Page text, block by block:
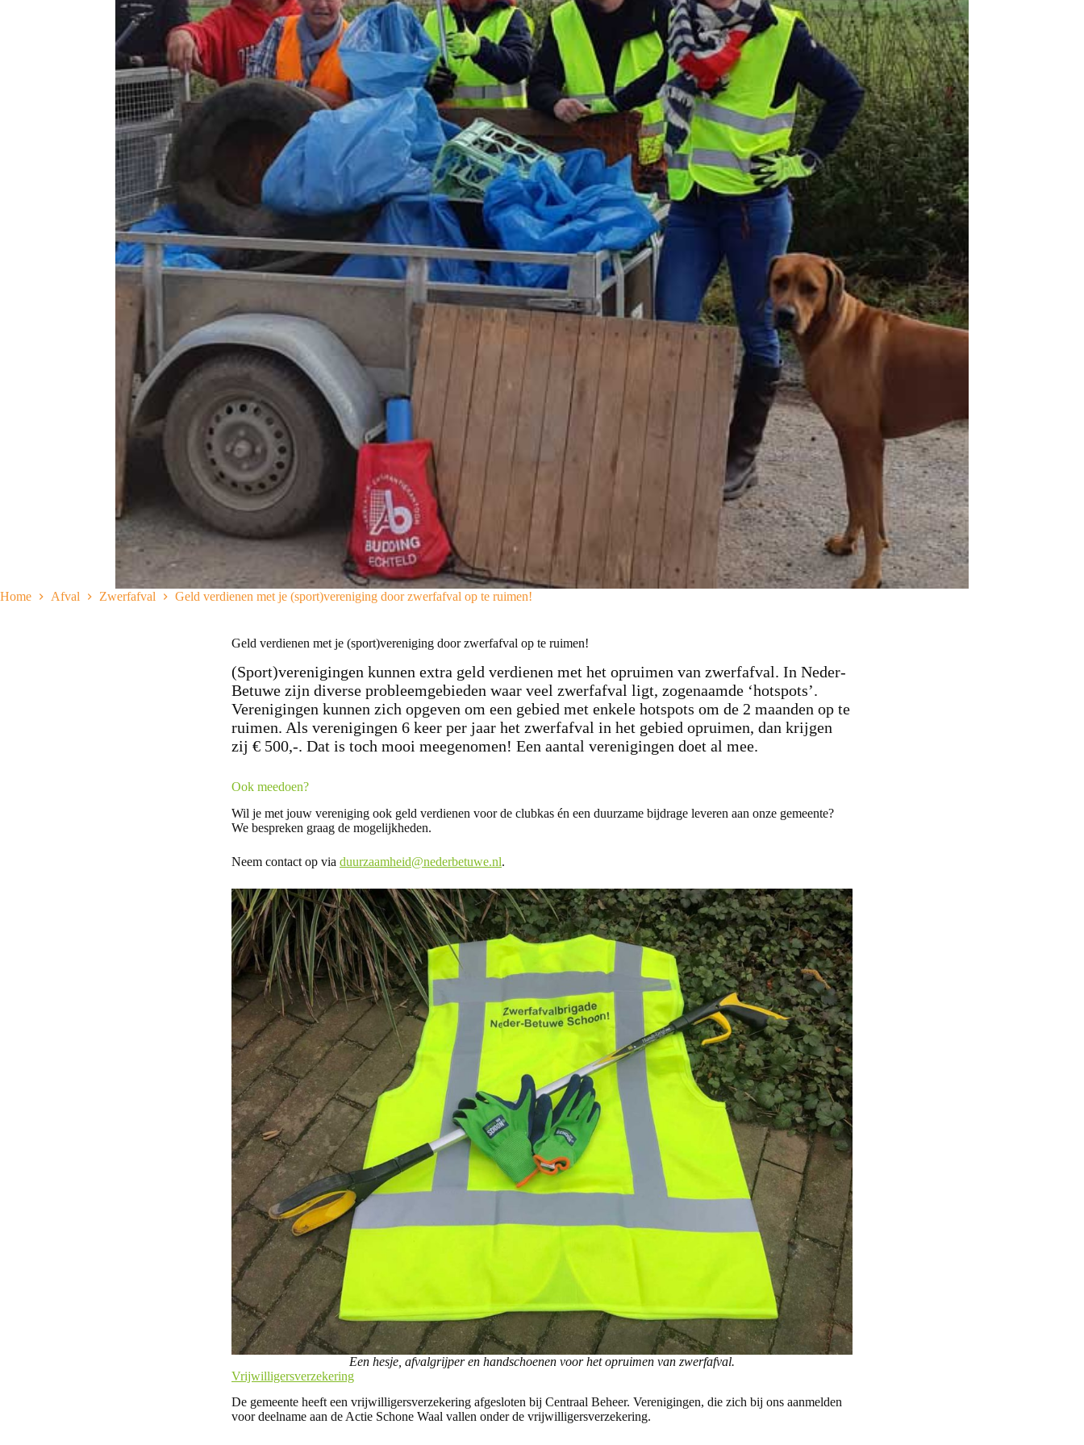
Home Afval Zwerfafval Geld verdienen met je (sport)vereniging door zwerfafval op te ruimen!
Geld verdienen met je (sport)vereniging door zwerfafval op te ruimen!
(Sport)verenigingen kunnen extra geld verdienen met het opruimen van zwerfafval. In Neder-
Betuwe zijn diverse probleemgebieden waar veel zwerfafval ligt, zogenaamde ‘hotspots’.
Verenigingen kunnen zich opgeven om een gebied met enkele hotspots om de 2 maanden op te
ruimen. Als verenigingen 6 keer per jaar het zwerfafval in het gebied opruimen, dan krijgen
zij € 500,-. Dat is toch mooi meegenomen! Een aantal verenigingen doet al mee.
Ook meedoen?
Wil je met jouw vereniging ook geld verdienen voor de clubkas én een duurzame bijdrage leveren aan onze gemeente?
We bespreken graag de mogelijkheden.
Neem contact op via duurzaamheid@nederbetuwe.nl.
Een hesje, afvalgrijper en handschoenen voor het opruimen van zwerfafval.
Vrijwilligersverzekering
De gemeente heeft een vrijwilligersverzekering afgesloten bij Centraal Beheer. Verenigingen, die zich bij ons aanmelden
voor deelname aan de Actie Schone Waal vallen onder de vrijwilligersverzekering.